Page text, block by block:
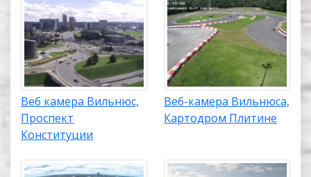
Веб камера Вильнюс,
Проспект
Конституции
Веб-камера Вильнюса,
Картодром Плитине